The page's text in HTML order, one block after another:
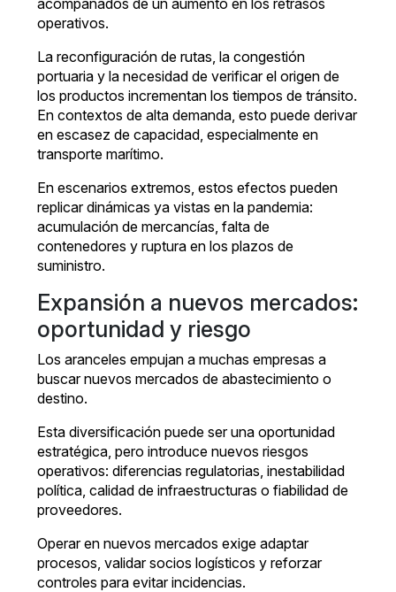
operativos.
La reconfiguración de rutas, la congestión
portuaria y la necesidad de verificar el origen de
los productos incrementan los tiempos de tránsito.
En contextos de alta demanda, esto puede derivar
en escasez de capacidad, especialmente en
transporte marítimo.
En escenarios extremos, estos efectos pueden
replicar dinámicas ya vistas en la pandemia:
acumulación de mercancías, falta de
contenedores y ruptura en los plazos de
suministro.
Expansión a nuevos mercados:
oportunidad y riesgo
Los aranceles empujan a muchas empresas a
buscar nuevos mercados de abastecimiento o
destino.
Esta diversificación puede ser una oportunidad
estratégica, pero introduce nuevos riesgos
operativos: diferencias regulatorias, inestabilidad
política, calidad de infraestructuras o fiabilidad de
proveedores.
Operar en nuevos mercados exige adaptar
procesos, validar socios logísticos y reforzar
controles para evitar incidencias.